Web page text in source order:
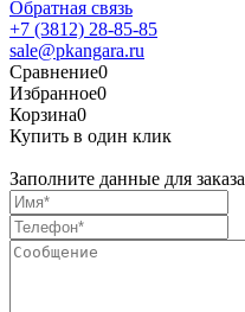
Обратная связь
+7 (3812) 28-85-85
sale@pkangara.ru
Сравнение0
Избранное0
Корзина0
Купить в один клик
Заполните данные для заказа